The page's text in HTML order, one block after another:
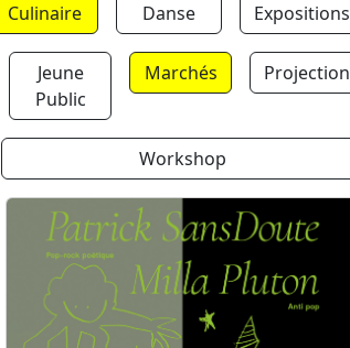
Culinaire Danse Expositions
Jeune
Public
Marchés Projection
Workshop